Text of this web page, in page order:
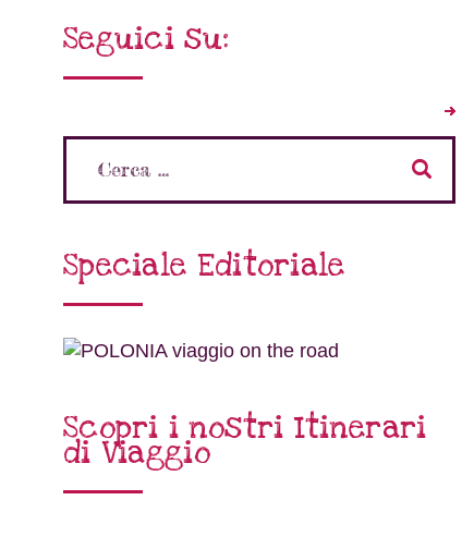
Seguici su:
Speciale Editoriale
Scopri i nostri Itinerari
di Viaggio